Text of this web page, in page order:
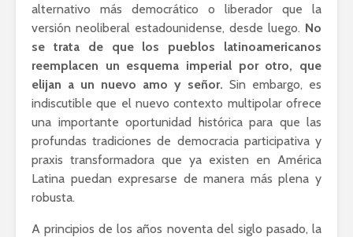
alternativo más democrático o liberador que la
versión neoliberal estadounidense, desde luego. No
se trata de que los pueblos latinoamericanos
reemplacen un esquema imperial por otro, que
elijan a un nuevo amo y señor. Sin embargo, es
indiscutible que el nuevo contexto multipolar ofrece
una importante oportunidad histórica para que las
profundas tradiciones de democracia participativa y
praxis transformadora que ya existen en América
Latina puedan expresarse de manera más plena y
robusta.
A principios de los años noventa del siglo pasado, la